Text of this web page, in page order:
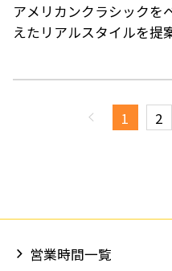
アメリカンクラシックを
えたリアルスタイルを提
ランド「WHIMSIC」も展
しなやかに進化し続ける
文化も年齢も性別も超え
べての人たちにイノセン
1 2
営業時間一覧